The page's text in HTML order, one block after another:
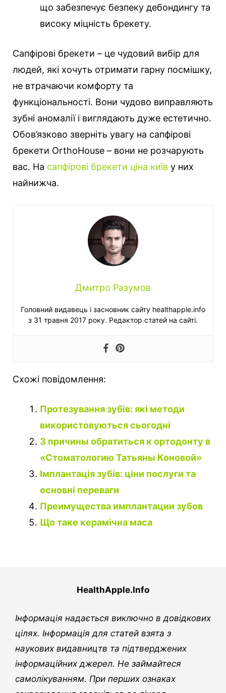
що забезпечує безпеку дебондингу та
високу міцність брекету.
Сапфірові брекети – це чудовий вибір для
людей, які хочуть отримати гарну посмішку,
не втрачаючи комфорту та
функціональності. Вони чудово виправляють
зубні аномалії і виглядають дуже естетично.
Обов’язково зверніть увагу на сапфірові
брекети OrthoHouse – вони не розчарують
вас. На сапфірові брекети ціна київ у них
найнижча.
Дмитро Разумов
Головний видавець і засновник сайту healthapple.info
з 31 травня 2017 року. Редактор статей на сайті.
Схожі повідомлення:
Протезування зубів: які методи
використовуються сьогодні
3 причины обратиться к ортодонту в
«Стоматологию Татьяны Коновой»
Імплантація зубів: ціни послуги та
основні переваги
Преимущества имплантации зубов
Що таке керамічна маса
HealthApple.Info
Інформація надається виключно в довідкових
цілях. Інформація для статей взята з
наукових видавництв та підтверджених
інформаційних джерел. Не займайтеся
самолікуванням. При перших ознаках